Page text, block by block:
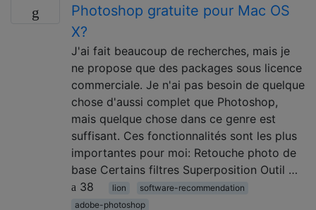
Photoshop gratuite pour Mac OS
X?
J'ai fait beaucoup de recherches, mais je
ne propose que des packages sous licence
commerciale. Je n'ai pas besoin de quelque
chose d'aussi complet que Photoshop,
mais quelque chose dans ce genre est
suffisant. Ces fonctionnalités sont les plus
importantes pour moi: Retouche photo de
base Certains filtres Superposition Outil …
38
lion
software-recommendation
adobe-photoshop